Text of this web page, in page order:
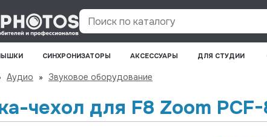
Поиск по каталогу
СИНХРОНИЗАТОРЫ АКСЕССУАРЫ ДЛЯ СТУДИИ
Аудио » Звуковое оборудование
чехол для F8 Zoom